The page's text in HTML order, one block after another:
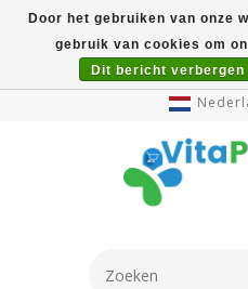
5% Korting Na
Verzending Vanaf
Door het gebruiken van onze
gebruik van cookies om
Dit bericht verbergen